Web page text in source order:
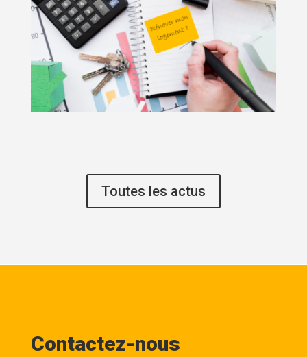
Toutes les actus
Contactez-nous